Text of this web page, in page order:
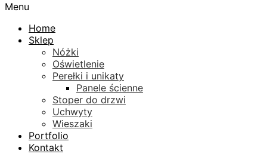
Menu
Home
Sklep
Nóżki
Oświetlenie
Perełki i unikaty
Panele ścienne
Stoper do drzwi
Uchwyty
Wieszaki
Portfolio
Kontakt